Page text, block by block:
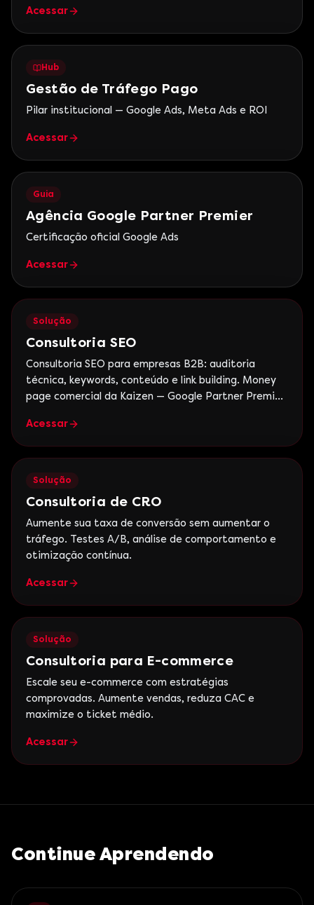
Acessar
Hub
Gestão de Tráfego Pago
Pilar institucional — Google Ads, Meta Ads e ROI
Acessar
Guia
Agência Google Partner Premier
Certificação oficial Google Ads
Acessar
Solução
Consultoria SEO
Consultoria SEO para empresas B2B: auditoria
técnica, keywords, conteúdo e link building. Money
page comercial da Kaizen — Google Partner Premier,
Acessar
Solução
Consultoria de CRO
Aumente sua taxa de conversão sem aumentar o
tráfego. Testes A/B, análise de comportamento e
otimização contínua.
Acessar
Solução
Consultoria para E-commerce
Escale seu e-commerce com estratégias
comprovadas. Aumente vendas, reduza CAC e
maximize o ticket médio.
Acessar
Continue Aprendendo